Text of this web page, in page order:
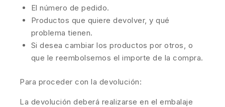
El número de pedido.
Productos que quiere devolver, y qué
problema tienen.
Si desea cambiar los productos por otros, o
que le reembolsemos el importe de la compra.
Para proceder con la devolución:
La devolución deberá realizarse en el embalaje